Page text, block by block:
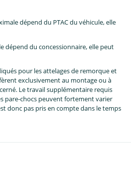
dépend du PTAC du véhicule, elle
dépend du concessionnaire, elle peut
pour les attelages de remorque et
exclusivement au montage ou à
Le travail supplémentaire requis
pare-chocs peuvent fortement varier
donc pas pris en compte dans le temps